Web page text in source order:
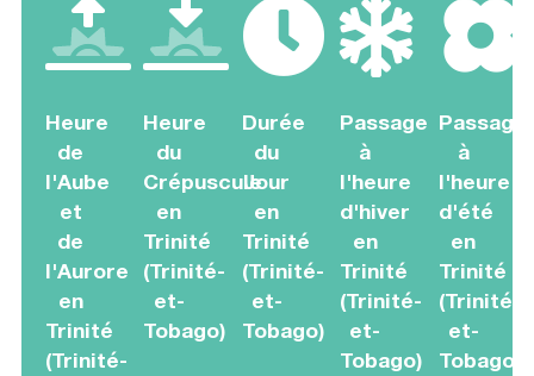
Heure
de
l'Aube
et
de
l'Aurore
en
Trinité
(Trinité-
Heure
du
Crépuscule
en
Trinité
(Trinité-
et-
Tobago)
Durée
du
Jour
en
Trinité
(Trinité-
et-
Tobago)
Passage
à
l'heure
d'hiver
en
Trinité
(Trinité-
et-
Tobago)
Passage
à
l'heure
d'été
en
Trinité
(Trinité-
et-
Tobago)